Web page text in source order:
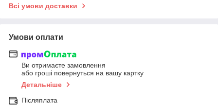
Всі умови доставки
Умови оплати
Ви отримаєте замовлення
або гроші повернуться на вашу картку
Детальніше
Післяплата